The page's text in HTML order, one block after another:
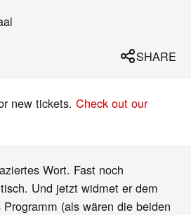
SHARE
new tickets.Check out our
Wort. Fast noch
Und jetzt widmet er dem
(als wären die beiden